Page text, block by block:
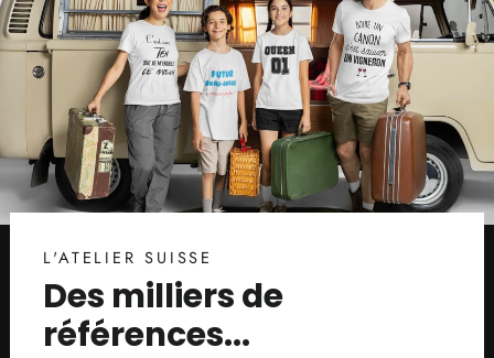
L'ATELIER SUISSE
Des milliers de
références...